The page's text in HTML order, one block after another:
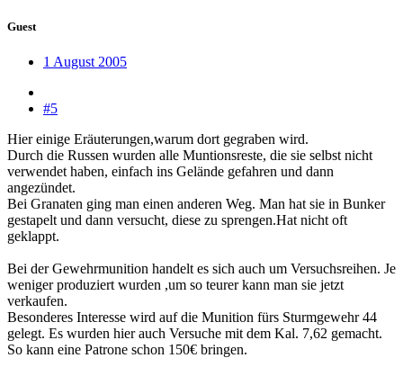
Guest
1 August 2005
#5
Hier einige Eräuterungen,warum dort gegraben wird.
Durch die Russen wurden alle Muntionsreste, die sie selbst nicht
verwendet haben, einfach ins Gelände gefahren und dann
angezündet.
Bei Granaten ging man einen anderen Weg. Man hat sie in Bunker
gestapelt und dann versucht, diese zu sprengen.Hat nicht oft
geklappt.
Bei der Gewehrmunition handelt es sich auch um Versuchsreihen. Je
weniger produziert wurden ,um so teurer kann man sie jetzt
verkaufen.
Besonderes Interesse wird auf die Munition fürs Sturmgewehr 44
gelegt. Es wurden hier auch Versuche mit dem Kal. 7,62 gemacht.
So kann eine Patrone schon 150€ bringen.